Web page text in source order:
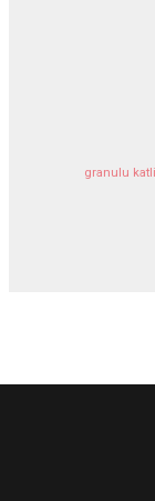
granulu katli